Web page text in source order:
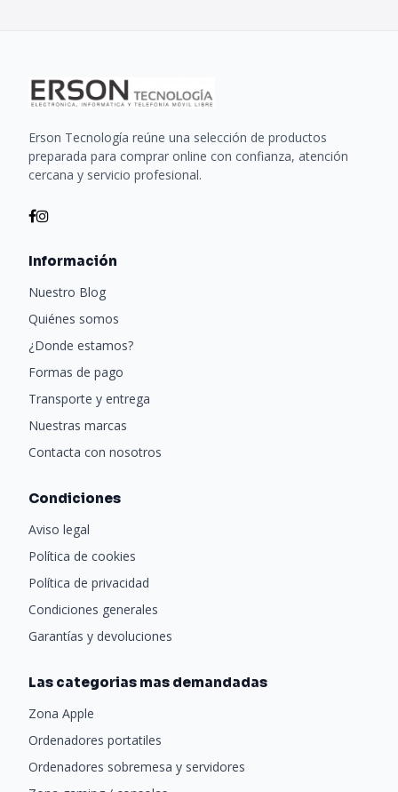
Erson Tecnología reúne una selección de productos
preparada para comprar online con confianza, atención
cercana y servicio profesional.
Información
Nuestro Blog
Quiénes somos
¿Donde estamos?
Formas de pago
Transporte y entrega
Nuestras marcas
Contacta con nosotros
Condiciones
Aviso legal
Política de cookies
Política de privacidad
Condiciones generales
Garantías y devoluciones
Las categorias mas demandadas
Zona Apple
Ordenadores portatiles
Ordenadores sobremesa y servidores